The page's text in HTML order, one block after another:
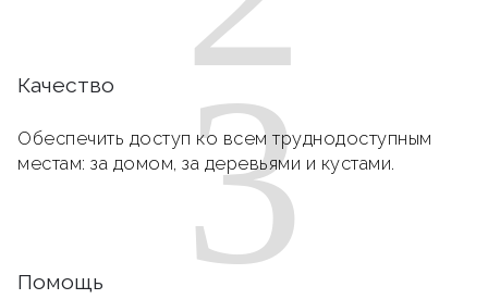
3
Качество
Обеспечить доступ ко всем труднодоступным
местам: за домом, за деревьями и кустами.
Помощь